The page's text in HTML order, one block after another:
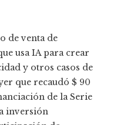
de venta de
usa IA para crear
y otros casos de
que recaudó $ 90
de la Serie
inversión